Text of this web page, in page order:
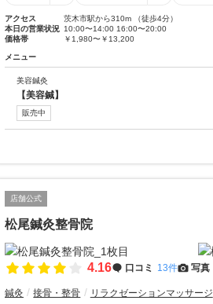
アクセス
茨木市駅から310m （徒歩4分）
本日の営業状況 10:00〜14:00 16:00〜20:00
価格帯
￥1,980〜￥13,200
メニュー
美容鍼灸
【美容鍼】
販売中
店舗公式
松尾鍼灸整骨院
4.16 口コミ 13件 写真
鍼灸 接骨・整骨 リラクゼーションマッサージ